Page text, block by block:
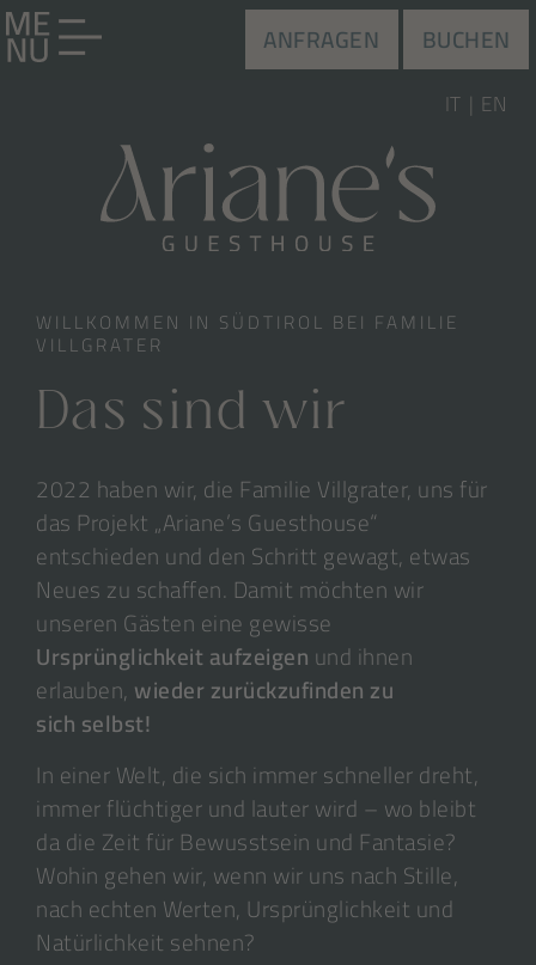
ANFRAGEN BUCHEN
IT EN
WILLKOMMEN IN SÜDTIROL BEI FAMILIE
VILLGRATER
Das sind wir
2022 haben wir, die Familie Villgrater, uns für
das Projekt „Ariane’s Guesthouse“
entschieden und den Schritt gewagt, etwas
Neues zu schaffen. Damit möchten wir
unseren Gästen eine gewisse
Ursprünglichkeit aufzeigenund ihnen
erlauben,wieder zurückzufinden zu
sich selbst!
In einer Welt, die sich immer schneller dreht,
immer flüchtiger und lauter wird – wo bleibt
da die Zeit für Bewusstsein und Fantasie?
Wohin gehen wir, wenn wir uns nach Stille,
nach echten Werten, Ursprünglichkeit und
Natürlichkeit sehnen?